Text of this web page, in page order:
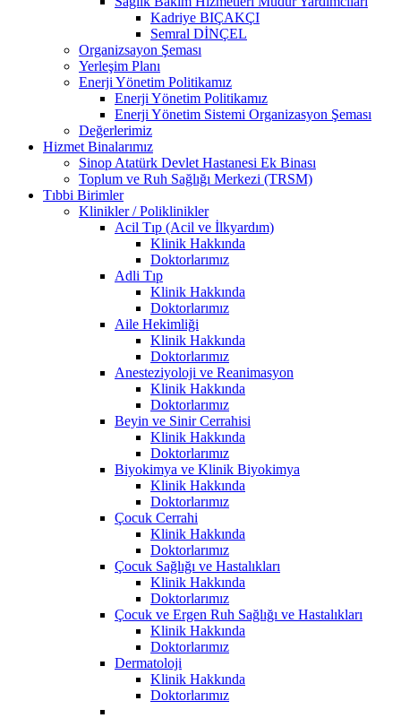
Kadriye BIÇAKÇI
Semral DİNÇEL
Organizsayon Şeması
Yerleşim Planı
Enerji Yönetim Politikamız
Enerji Yönetim Politikamız
Enerji Yönetim Sistemi Organizasyon Şeması
Değerlerimiz
Hizmet Binalarımız
Sinop Atatürk Devlet Hastanesi Ek Binası
Toplum ve Ruh Sağlığı Merkezi (TRSM)
Tıbbi Birimler
Klinikler / Poliklinikler
Acil Tıp (Acil ve İlkyardım)
Klinik Hakkında
Doktorlarımız
Adli Tıp
Klinik Hakkında
Doktorlarımız
Aile Hekimliği
Klinik Hakkında
Doktorlarımız
Anesteziyoloji ve Reanimasyon
Klinik Hakkında
Doktorlarımız
Beyin ve Sinir Cerrahisi
Klinik Hakkında
Doktorlarımız
Biyokimya ve Klinik Biyokimya
Klinik Hakkında
Doktorlarımız
Çocuk Cerrahi
Klinik Hakkında
Doktorlarımız
Çocuk Sağlığı ve Hastalıkları
Klinik Hakkında
Doktorlarımız
Çocuk ve Ergen Ruh Sağlığı ve Hastalıkları
Klinik Hakkında
Doktorlarımız
Dermatoloji
Klinik Hakkında
Doktorlarımız